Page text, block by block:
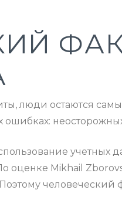
люди остаются
ошибках:
оценке Mikhail
человеческий